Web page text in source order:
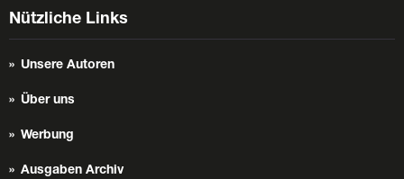
Nützliche Links
Unsere Autoren
Über uns
Werbung
Ausgaben Archiv